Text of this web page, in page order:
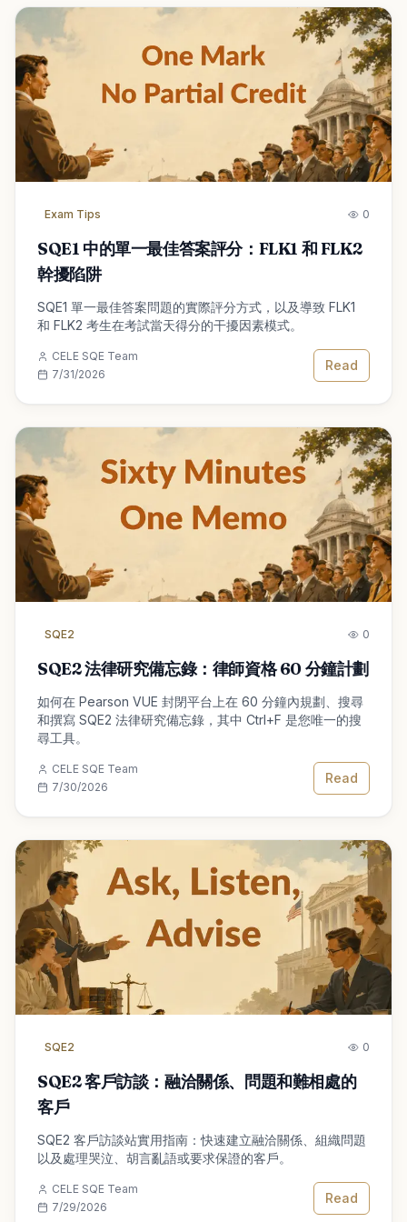
Exam Tips 0
SQE1 中的單一最佳答案評分：FLK1 和 FLK2
幹擾陷阱
SQE1 單一最佳答案問題的實際評分方式，以及導致 FLK1
和 FLK2 考生在考試當天得分的干擾因素模式。
CELE SQE Team
7/31/2026
Read
SQE2 0
SQE2 法律研究備忘錄：律師資格 60 分鐘計劃
如何在 Pearson VUE 封閉平台上在 60 分鐘內規劃、搜尋
和撰寫 SQE2 法律研究備忘錄，其中 Ctrl+F 是您唯一的搜
尋工具。
CELE SQE Team
7/30/2026
Read
SQE2 0
SQE2 客戶訪談：融洽關係、問題和難相處的
客戶
SQE2 客戶訪談站實用指南：快速建立融洽關係、組織問題
以及處理哭泣、胡言亂語或要求保證的客戶。
CELE SQE Team
7/29/2026
Read